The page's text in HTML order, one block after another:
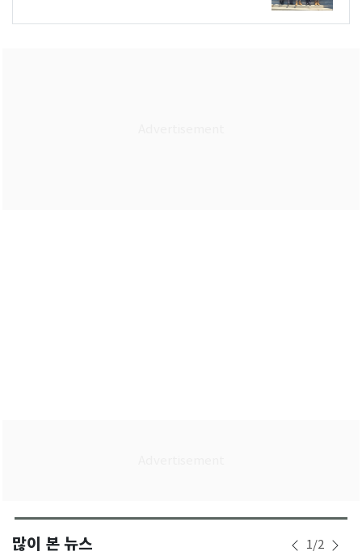
많이 본 뉴스 1/2